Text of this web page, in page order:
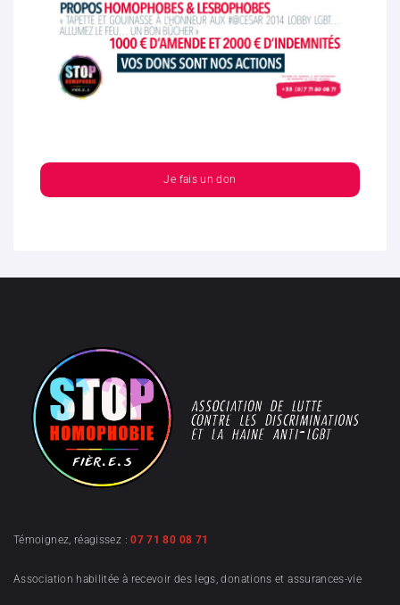
Je fais un don
Témoignez, réagissez :07 71 80 08 71
Association habilitée à recevoir des legs, donations et assurances-vie